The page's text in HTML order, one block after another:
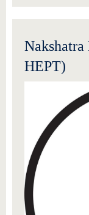
HEPT)